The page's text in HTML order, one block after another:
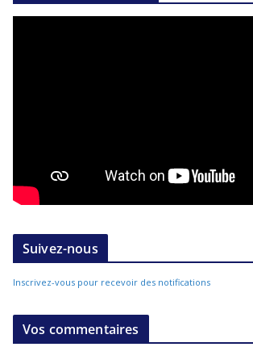
Suivez-nous
Inscrivez-vous pour recevoir des notifications
Vos commentaires